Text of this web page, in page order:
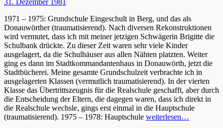
31. Dezember 1981
1971 – 1975: Grundschule Eingeschult in Berg, und das als
Donauwörther (traumatisierend). Nach diversen Rekonstruktionen
wird vermutet, dass ich mit meiner jetzigen Schwägerin Brigitte die
Schulbank drückte. Zu dieser Zeit waren sehr viele Kinder
ausgelagert, da die Schulhäuser aus allen Nähten platzten. Weiter
ging es dann im Stadtkommandantenhaus in Donauwörth, jetzt die
Stadtbücherei. Meine gesamte Grundschulzeit verbrachte ich in
ausgelagerten Klassen (vermutlich traumatisierend). In der vierten
Klasse das Übertrittszeugnis für die Realschule geschafft, aber durch
die Entscheidung der Eltern, die dagegen waren, dass ich direkt in
die Realschule wechsle, gings erst einmal in die Hauptschule
(traumatisierend). 1975 – 1978: Hauptschule weiterlesen…